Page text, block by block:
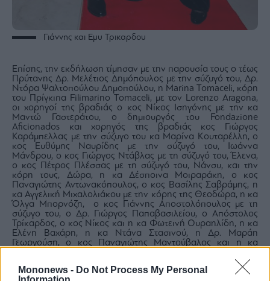
Mononews - Do Not Process My Personal
Γιάννης και Εμυ Τρικαρδου
Επίσης, την εκδήλωση τίμησαν με την παρουσία τους ο τέως
Πρύτανης Δρ. Μελέτιος Δημόπουλος με την σύζυγό του, Δρ.
Ντόρα Ψαλτοπούλου Δημοπούλου, η Marina Tomaceli, κόρη
του Πρίγκιπα Filimarino Tomaceli, με τον Lorenzo Aragona,
οι χορηγοί της βραδιάς ο κος Νίκος Ισηγόνης με την κα
Μαντώ Γαστεράτου, ο δημιουργός του Fondazione
Aficionados και χορηγός της βραδιάς κος Γιώργος
Καράμπελλας με την σύζυγο του κα Μαρίνα Κουταρέλλη, ο
κος Ευθύμης Ναυρίδης με την σύζυγό του, Ιωάννα
Μάνδρου, ο κος Γιώργος Ντάβλας με τη σύζυγό του, Έλενα,
ο κος Πέτρος Πλέσσας με τη σύζυγό του, Νάνσυ, και την
κόρη τους, Δώρα, η κα Δέσποινα Μοιραράκη, o κος
Παναγιώτης Αντωνακόπουλος, ο κος Βασίλης Σαβράμης, η
κα Αγγελική Μιχαλολιάκου με την κόρης της Θεοδώρα, η κα
Όλγα Μπορνόζη, ο κος Γιάννης Αποστολόπουλος με τη
σύζυγο του, ο Δρ. Γιώργος Παπαβασιλείου, ο Απόστολος
Τρίκαρδος, ο κος Νίκος και η κα Φωτεινή Ουραηλίδη, η κα
Ελένη Βαχάρη, η κα Ντάνα Στασινού, η Δρ. Μαράη
Γεωργούση, ο κος Παναγιώτης Μαντούβαλος και η κα
Βεζυρούλη Βερνίκου, η κα Δέσποινα Πορτοκάλη, η Δρ.
Βίβιαν Αλεξάκου, η κα Φαίνη Χατζηαθανασιάδου, η κα